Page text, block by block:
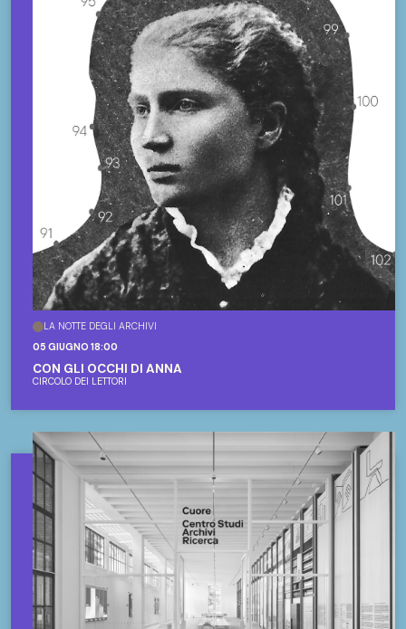
LA NOTTE DEGLI ARCHIVI
05 GIUGNO 18:00
CON GLI OCCHI DI ANNA
CIRCOLO DEI LETTORI